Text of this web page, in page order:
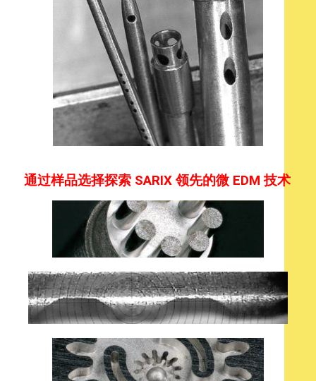
通过样品选择探索 SARIX 领先的微 EDM 技术